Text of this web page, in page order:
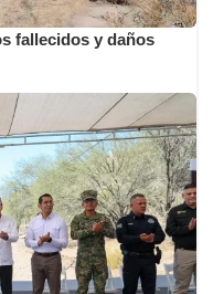
fallecidos y daños